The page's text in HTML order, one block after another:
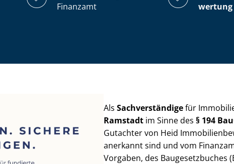
Finanzamt
wer­tung
AlsSachverständigefür
Ramstadt im Sinne des§ 194
Gutachter von Heid
anerkannt sind und vom
Vorgaben, des